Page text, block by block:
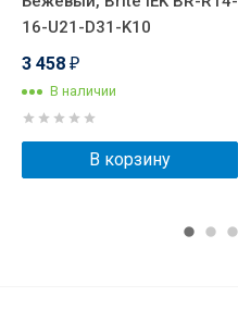
16-U21-D31-K10
3 458 ₽
В наличии
В корзину